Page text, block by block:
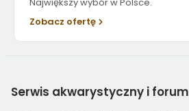
Zobacz ofertę
Serwis akwarystyczny i forum